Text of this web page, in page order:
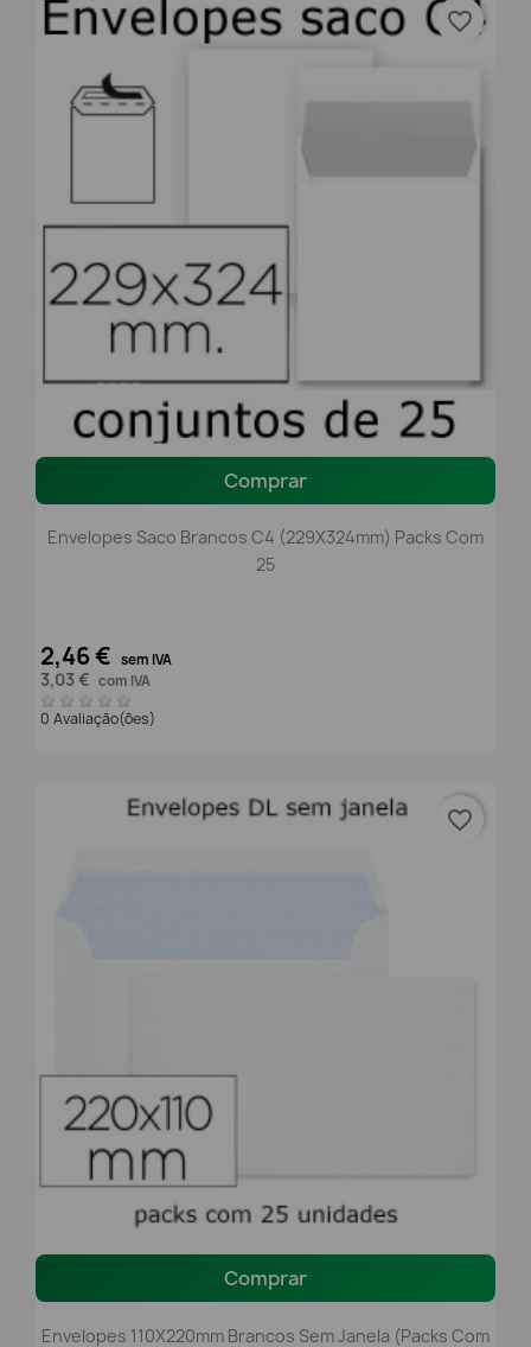
Comprar
Envelopes Saco Brancos C4 (229X324mm) Packs Com
25
2,46 € sem IVA
3,03 € com IVA
0 Avaliação(ões)
favorite_border
Comprar
Envelopes 110X220mm Brancos Sem Janela (packs Com
favorite_border